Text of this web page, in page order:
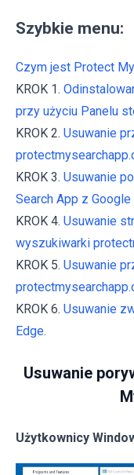
Szybkie menu:
Czym jest Protect
KROK 1.
przy użyciu Panelu
KROK 2. Usuwanie
KROK 3. Usuwanie
Search App z Google
KROK 4. Usuwanie
wyszukiwarki
KROK 5. Usuwanie
KROK 6. Usuwanie
Edge.
Usuwanie
Użytkownicy